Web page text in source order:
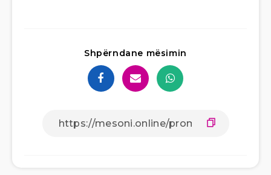
Shpërndane mësimin